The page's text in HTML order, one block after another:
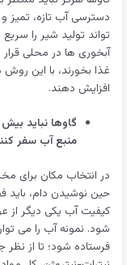
تواند تولید شیر را
آبخوری ها در محلی
غذا بخورند، با این
افزایش دهند.
منبع آب سفر
در انتخاب مکان برای
حین نوشیدن دام، باید
کیفیت آب یکی دیگر از
شود. نمونه آب را می
فرستاده شود؛ تا از